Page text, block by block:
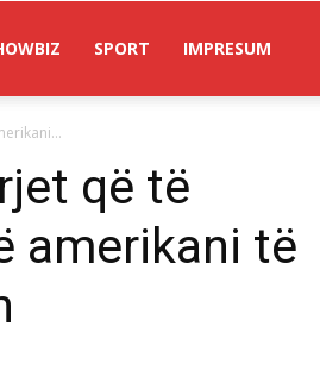
SPORT IMPRESUM
që të
amerikani të